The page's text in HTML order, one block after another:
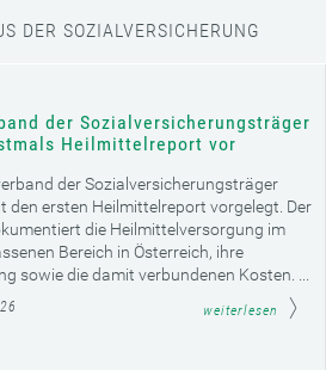
DER SOZIALVERSICHERUNG
der Sozialversicherungsträger
Heilmittelreport vor
der Sozialversicherungsträger
den ersten Heilmittelreport vorgelegt. Der
die Heilmittelversorgung im
Bereich in Österreich, ihre
sowie die damit verbundenen Kosten. ...
weiterlesen